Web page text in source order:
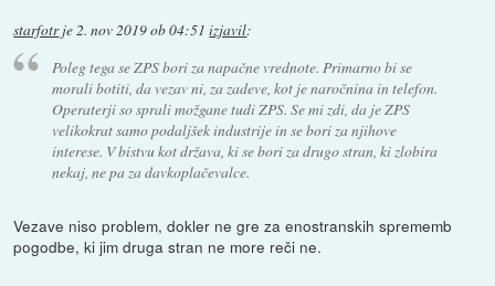
starfotrje2. nov 2019 ob 04:51 izjavil:
Poleg tega se ZPS bori za napačne vrednote. Primarno bi se
morali botiti, da vezav ni, za zadeve, kot je naročnina in telefon.
Operaterji so sprali možgane tudi ZPS. Se mi zdi, da je ZPS
velikokrat samo podaljšek industrije in se bori za njihove
interese. V bistvu kot država, ki se bori za drugo stran, ki zlobira
nekaj, ne pa za davkoplačevalce.
Vezave niso problem, dokler ne gre za enostranskih sprememb
pogodbe, ki jim druga stran ne more reči ne.